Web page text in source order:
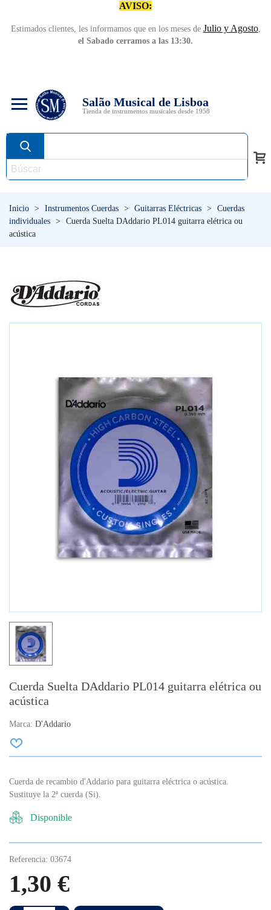
AVISO:
Estimados clientes, les informamos que en los meses de Julio y Agosto,
el Sabado cerramos a las 13:30.
Salão Musical de Lisboa
Tienda de instrumentos musicales desde 1958
Inicio > Instrumentos Cuerdas > Guitarras Eléctricas >
Cuerdas
individuales >
Cuerda Suelta DAddario PL014 guitarra elétrica ou
acústica
Cuerda Suelta DAddario PL014 guitarra elétrica ou
acústica
Marca: D'Addario
Cuerda de recambio d'Addario para guitarra eléctrica o acústica.
Sustituye la 2ª cuerda (Si).
Disponible
Referencia: 03674
1,30 €